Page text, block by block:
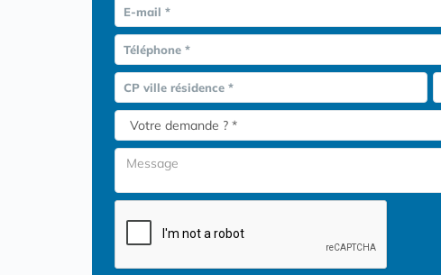
E-mail *
Téléphone *
CP ville résidence *